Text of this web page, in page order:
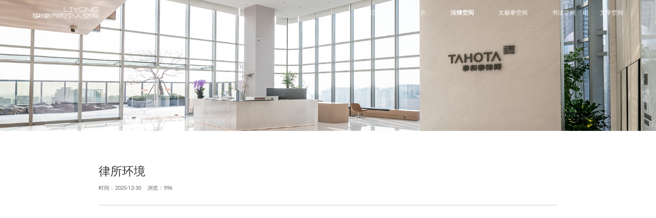
首页 个人简介 法律空间 太极拳空间 书法空间 文学空间
律所环境
时间：2025-12-30 浏览：996